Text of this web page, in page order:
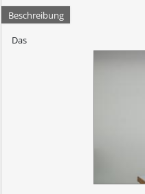
Beschreibung
Das